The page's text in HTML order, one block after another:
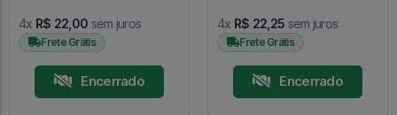
4x R$ 22,00 sem juros
Frete Grátis
Encerrado
4x R$ 22,25 sem juros
Frete Grátis
Encerrado